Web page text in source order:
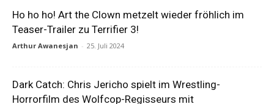
Ho ho ho! Art the Clown metzelt wieder fröhlich im
Teaser-Trailer zu Terrifier 3!
Arthur Awanesjan - 25. Juli 2024
Dark Catch: Chris Jericho spielt im Wrestling-
Horrorfilm des Wolfcop-Regisseurs mit